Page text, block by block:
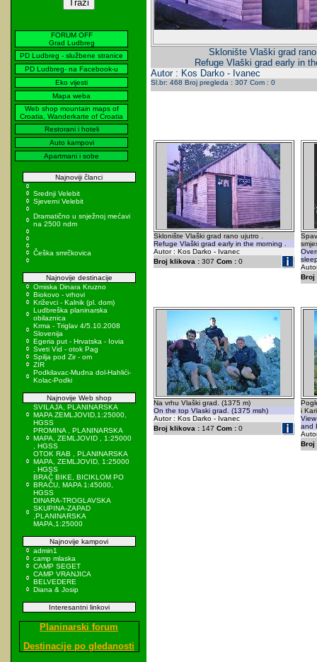
FORUM OFF
Grad Ludbreg
PD Ludbreg - službene stranice
PD Ludbreg- na Facebook-u
Eko vijesti
Mapa weba
Web shop mountain maps of
Croatia, Wanderkarte of Croatia
Restorani i hoteli
Auto kampovi
Apartmani i sobe
Najnoviji članci
Srednji Velebit
Sjeverni Velebit
Dramatično u snježnoj mećavi
na 2500 ndm
Češka smrčkovica
Najnovije destinacije
Omiska Dinara Kruzno
Biokovo - vrhovi
Križevci - Kalnik (pl. dom)
Ludbreška planinarska
obilaznica
Krma - Triglav 4/5.10.2008
Slovenija
Egeria put - Hrvatska - Iovia
Sveti Vid - otok Pag
Spilja pod Zir - om
ZIR
Podkilavac-Mudna dol-Hahlići-
Kolac-Podki
Najnovije Web shop
SVILAJA, PLANINARSKA
MAPA ZEMLJOVID,1:25000,
HGSS
PROMINA , PLANINARSKA
MAPA, ZEMLJOVID , 1:25000
, HGSS
OTOK RAB , PLANINARSKA
MAPA, ZEMLJOVID, 1:25000
, HGSS
BRAČ BIKE, BICIKLOM PO
BRAČU, MAPA 1:45000,
HGSS
DINARA-TROGLAVSKA
SKUPINA-ZAPAD
,PLANINARSKA
MAPA,1:25000
Najnovije kampovi
admin1
camp mlaska
CAMP SEGET
CAMP VRANJICA
BELVEDERE
Diana & Josip
Interesantni linkovi
Planinarski forum
Destinacije po gledanosti
Sklonište Vlaški grad
Refuge Vlaški grad early in
Autor : Kos Darko - Ivanec
Sl.br: 468 Broj pregleda : 307 Com : 0
Sklonište Vlaški grad rano ujutro .
Refuge Vlaški grad early in the morning .
Autor : Kos Darko - Ivanec
Broj klikova :307 Com :0
Broj
Na vrhu Vlaški grad. (1375 m)
On the top Vlaski grad. (1375 msh)
Autor : Kos Darko - Ivanec
Broj klikova :147 Com :0
i
and
Broj